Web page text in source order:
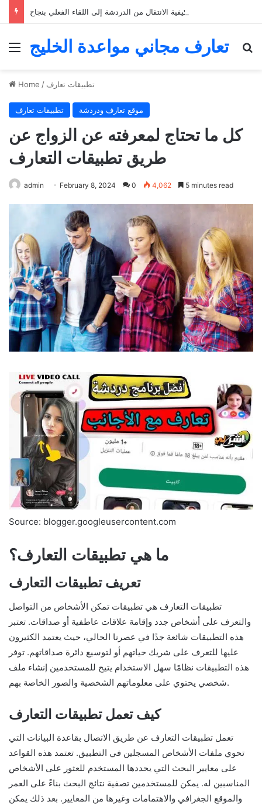
Menu
تعارف مجاني مواعدة الخليج
Home / تطبيقات تعارف
تطبيقات تعارف موقع تعارف ودردشة
كل ما تحتاج لمعرفته عن الزواج عن
طريق تطبيقات التعارف
admin February 8, 2024 0 4,062 5 minutes read
Source: blogger.googleusercontent.com
ما هي تطبيقات التعارف؟
تعريف تطبيقات التعارف
تطبيقات التعارف هي تطبيقات تمكن الأشخاص من التواصل
والتعرف على أشخاص جدد وإقامة علاقات عاطفية أو صداقات. تعتبر
هذه التطبيقات شائعة جدًا في عصرنا الحالي، حيث يعتمد الكثيرون
عليها للتعرف على شريك حياتهم أو لتوسيع دائرة صداقاتهم. توفر
هذه التطبيقات نظامًا سهل الاستخدام يتيح للمستخدمين إنشاء ملف
شخصي يحتوي على معلوماتهم الشخصية والصور الخاصة بهم.
كيف تعمل تطبيقات التعارف
تعمل تطبيقات التعارف عن طريق الاتصال بقاعدة البيانات التي
تحوي ملفات الأشخاص المسجلين في التطبيق. تعتمد هذه القواعد
على معايير البحث التي يحددها المستخدم للعثور على الأشخاص
المناسبين له. يمكن للمستخدمين تصفية نتائج البحث بناءً على العمر
والموقع الجغرافي والاهتمامات وغيرها من المعايير. بعد ذلك يمكن